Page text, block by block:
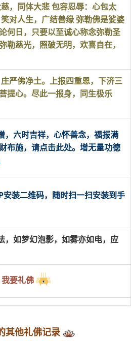
，同体大悲 包容忍辱：心包太
对人生，广结善缘 弥勒佛是娑婆
何日，只要以至诚心称念弥勒圣
勒慈光，照破无明，欢喜自在，
严佛净土。上报四重恩，下济三
提心。尽此一报身，同生极乐
，六时吉祥，心怀善念，福报满
布施，请点击此处。增无量功德
安装二维码，随时扫一扫安装到手
，如梦幻泡影，如雾亦如电，应
我要礼佛
其他礼佛记录